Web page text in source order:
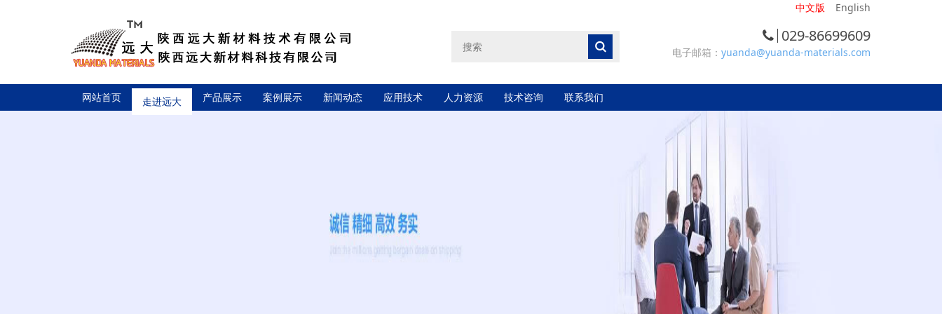
English
中文版
029-86699609
电子邮箱： yuanda@yuanda-materials.com
网站首页 走进远大 产品展示 案例展示 新闻动态 应用技术 人力资源 技术咨询 联系我们